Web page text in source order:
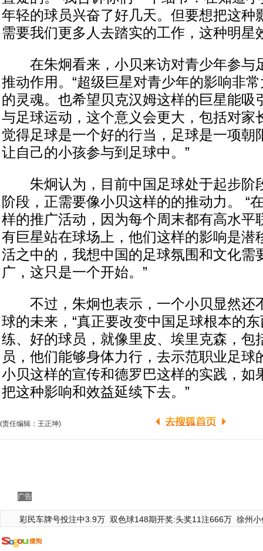
年轻的球员兴奋了好几天。但要想把这种
需要我们更多人去踏实的工作，这种明星
在朱炯看来，小贝来访对青少年参与
推动作用。“超级巨星对青少年的影响非
的灵魂。也希望贝克汉姆这样的巨星能吸
与足球运动，这个意义会更大，包括对家
觉得足球是一个好的行当，足球是一项朝
让自己的小孩参与到足球中。”
朱炯认为，目前中国足球处于起步阶
阶段，正需要像小贝这样的的推动力。 “
样的推广活动，因为每个周末都有高水平
有巨星站在球场上，他们这样的影响是潜
活之中的，我想中国的足球氛围和文化需
广，这只是一个开始。”
不过，朱炯也表示，一个小贝显然还
球的未来，“真正要改变中国足球根本的
练、好的球员，就像里皮、埃里克森，包
员，他们能够身体力行，去示范职业足球
小贝这样的宣传和德罗巴这样的实践，如
把这种影响和效益延续下去。”
(责任编辑：王正坤)
广告
彩民车牌号投注中3.9万 双色球148期开奖:头奖11注666万 徐州